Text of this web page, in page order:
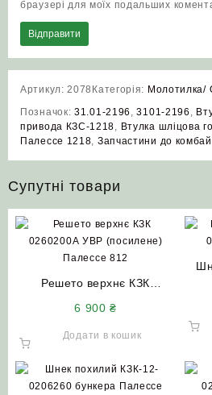
браузері для моїх подальших
Артикул:2078 Категорія: Молотилка/
Позначок: 31.01-2196 ,3101-2196 ,
привода КЗС-1218, Втулка шліцова
Палессе 1218, Запчастини до
Супутні товари
Решето верхнє КЗК
Палессе 812
6 900₴
Додати в кошик